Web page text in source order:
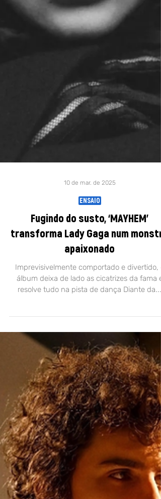
10 de mar. de 2025
ENSAIO
Fugindo do susto, ‘MAYHEM’
transforma Lady Gaga num monstro
Imprevisivelmente comportado e divertido, o
resolve tudo na pista de dança Diante da...